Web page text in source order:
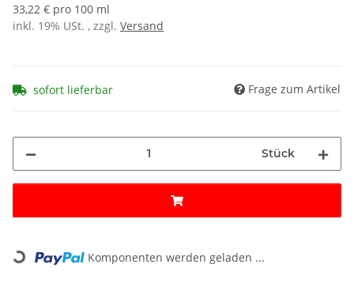
33,22 € pro 100 ml
inkl. 19% USt. , zzgl. Versand
sofort lieferbar Frage zum Artikel
Stück
Loading... Komponenten werden geladen ...